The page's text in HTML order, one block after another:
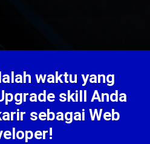
waktu yang
skill Anda
sebagai Web